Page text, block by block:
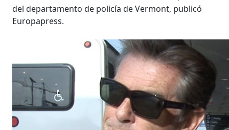
del departamento de policía de Vermont, publicó
Europapress.